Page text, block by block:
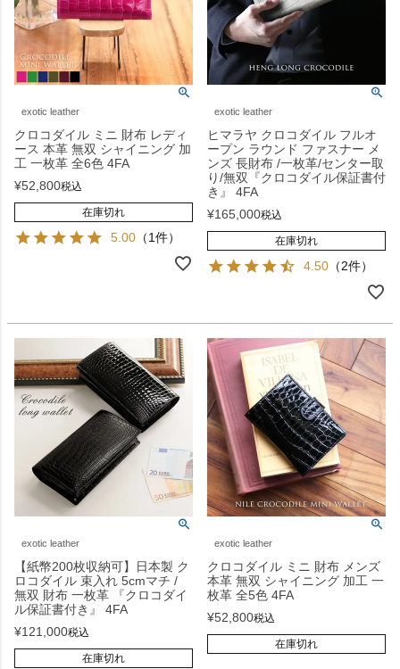
exotic leather
クロコダイル ミニ 財布 レディ
ース 本革 無双 シャイニング 加
工 一枚革 全6色 4FA
¥52,800税込
在庫切れ
5.00 （1件）
exotic leather
ヒマラヤ クロコダイル フルオ
ープン ラウンド ファスナー メ
ンズ 長財布 /一枚革/センター取
り/無双『クロコダイル保証書付
き』 4FA
¥165,000税込
在庫切れ
4.50 （2件）
exotic leather
【紙幣200枚収納可】日本製 ク
ロコダイル 束入れ 5cmマチ /
無双 財布 一枚革 『クロコダイ
ル保証書付き』 4FA
¥121,000税込
在庫切れ
exotic leather
クロコダイル ミニ 財布 メンズ
本革 無双 シャイニング 加工 一
枚革 全5色 4FA
¥52,800税込
在庫切れ